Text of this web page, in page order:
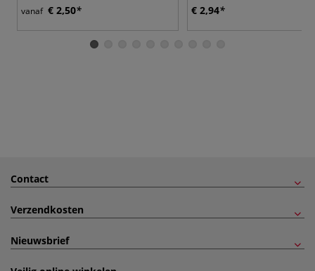
vanaf € 2,50 € 2,94
Contact
Verzendkosten
Nieuwsbrief